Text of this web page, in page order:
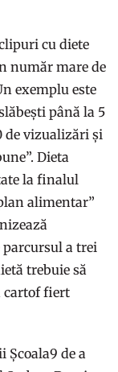
cu diete
număr mare de
exemplu este
până la 5
de vizualizări și
Dieta
la finalul
alimentar”
parcursul a trei
trebuie să
cartof fiert
Școala9 de a